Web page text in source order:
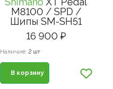
M8100 / SPD /
Шипы SM-SH51
16 900 ₽
Наличие: 2 шт
В корзину